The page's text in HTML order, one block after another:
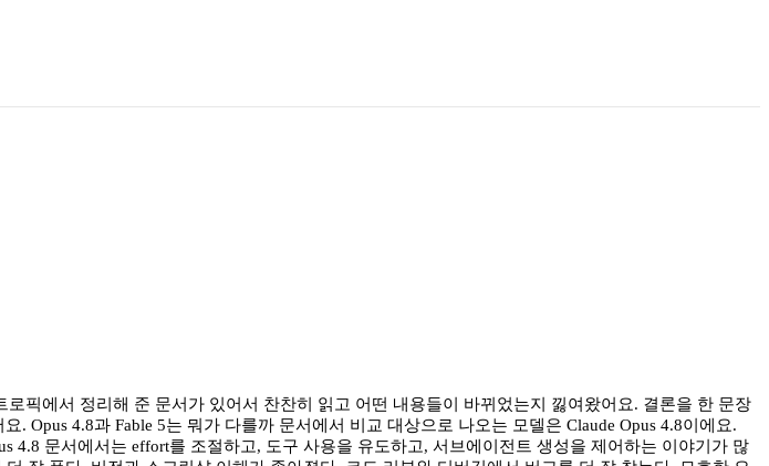
픽에서 정리해 준 문서가 있어서 찬찬히 읽고 어떤 내용들이 바뀌었는지 낋여왔어요. 결론을 한 문장
Opus 4.8과 Fable 5는 뭐가 다를까 문서에서 비교 대상으로 나오는 모델은 Claude Opus 4.8이에요.
4.8 문서에서는 effort를 조절하고, 도구 사용을 유도하고, 서브에이전트 생성을 제어하는 이야기가 많